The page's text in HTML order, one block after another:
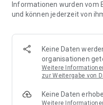
🍳 Zutaten direkt aus
Zutaten von Rezept-
🚀 DEINE VORTEILE IM ALLTAG
* Nie wieder doppelte
* Kein Chaos mehr beim
* Bessere Abstimmung mit
* Perfekt für die
Informationen wurden vom
und können jederzeit von
Keine Daten
organisationen
Weitere
zur Weitergabe von
Keine Daten
Weitere